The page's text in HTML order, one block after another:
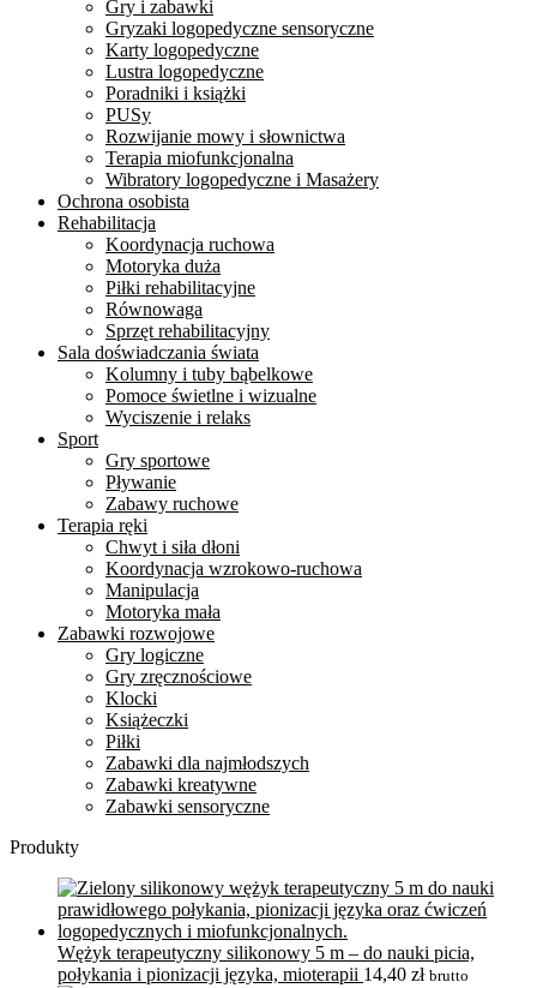
Gry i zabawki
Gryzaki logopedyczne sensoryczne
Karty logopedyczne
Lustra logopedyczne
Poradniki i książki
PUSy
Rozwijanie mowy i słownictwa
Terapia miofunkcjonalna
Wibratory logopedyczne i Masażery
Ochrona osobista
Rehabilitacja
Koordynacja ruchowa
Motoryka duża
Piłki rehabilitacyjne
Równowaga
Sprzęt rehabilitacyjny
Sala doświadczania świata
Kolumny i tuby bąbelkowe
Pomoce świetlne i wizualne
Wyciszenie i relaks
Sport
Gry sportowe
Pływanie
Zabawy ruchowe
Terapia ręki
Chwyt i siła dłoni
Koordynacja wzrokowo-ruchowa
Manipulacja
Motoryka mała
Zabawki rozwojowe
Gry logiczne
Gry zręcznościowe
Klocki
Książeczki
Piłki
Zabawki dla najmłodszych
Zabawki kreatywne
Zabawki sensoryczne
Produkty
Wężyk terapeutyczny silikonowy 5 m – do nauki picia,
połykania i pionizacji języka, mioterapii 14,40 zł brutto